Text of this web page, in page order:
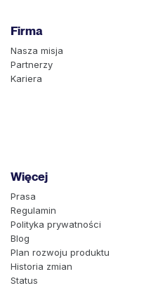
Firma
Nasza misja
Partnerzy
Kariera
Więcej
Prasa
Regulamin
Polityka prywatności
Blog
Plan rozwoju produktu
Historia zmian
Status